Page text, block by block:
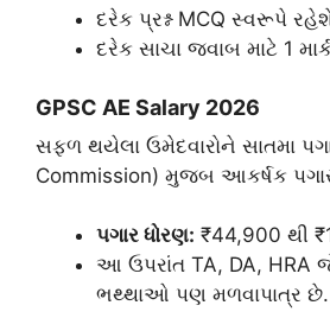
દરેક પ્રશ્ન MCQ સ્વરૂપે
​દરેક સાચા જવાબ માટે 1
​GPSC AE Salary 2026
​સફળ થયેલા ઉમેદવારોને સાતમા
Commission) મુજબ આકર્ષક
પગાર ધોરણ: ₹44,900 થી
​આ ઉપરાંત TA, DA, HRA
ભથ્થાઓ પણ મળવાપાત્ર છે.